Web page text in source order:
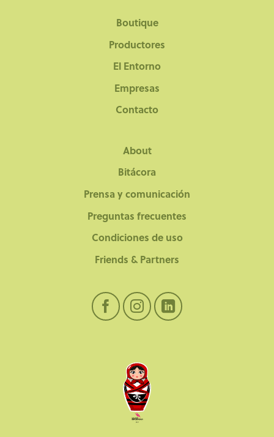
Boutique
Productores
El Entorno
Empresas
Contacto
About
Bitácora
Prensa y comunicación
Preguntas frecuentes
Condiciones de uso
Friends & Partners